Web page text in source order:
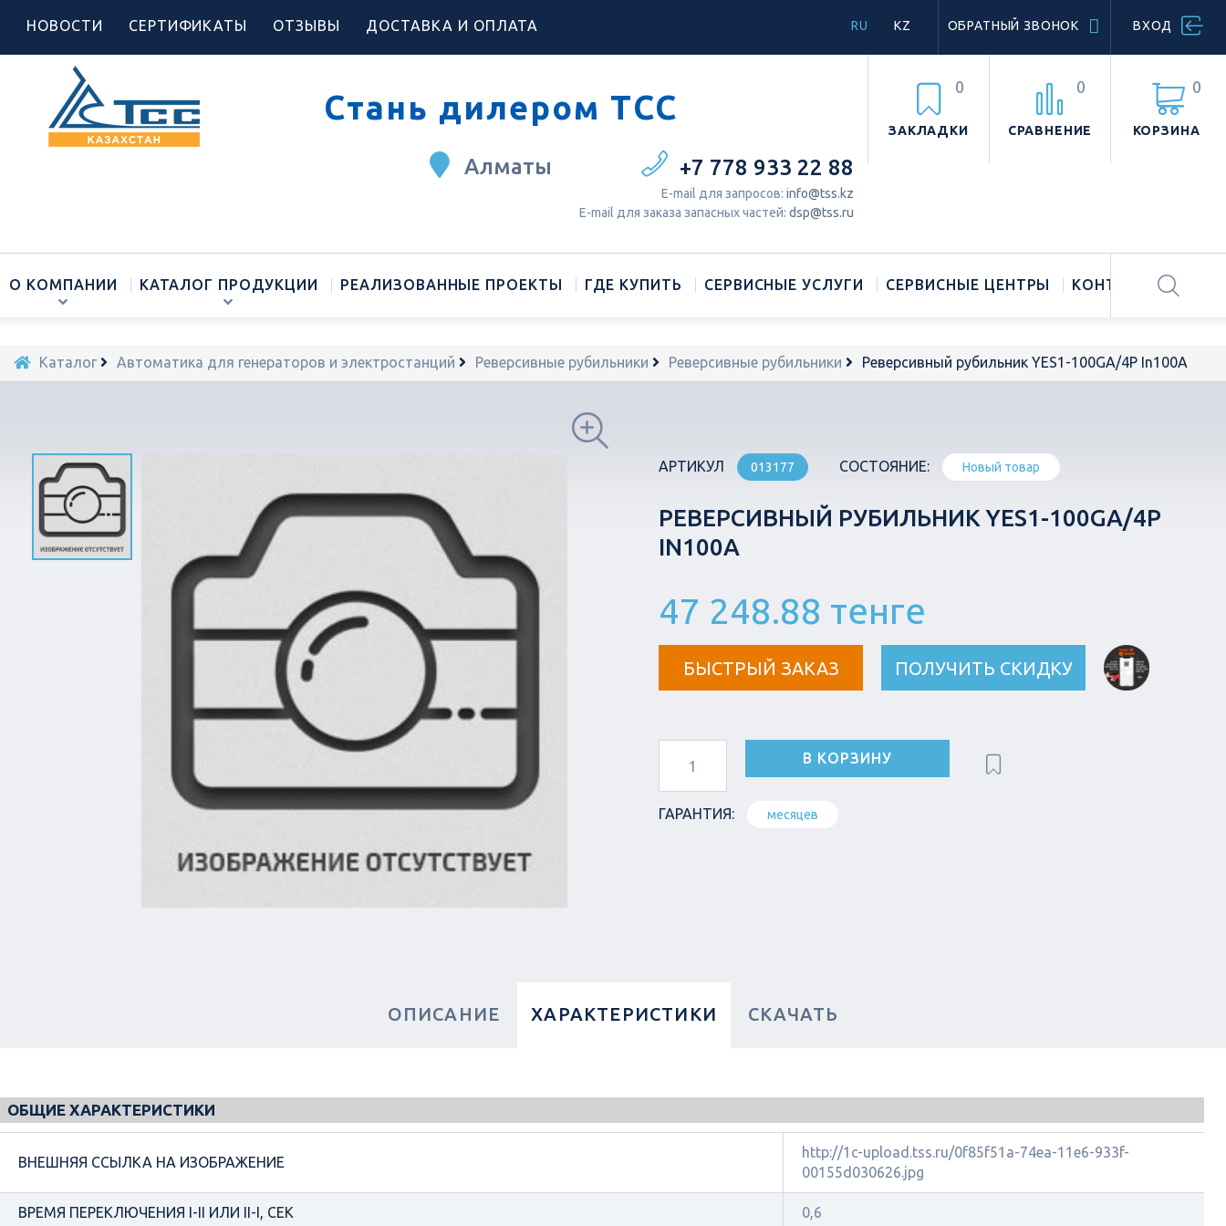
НОВОСТИ СЕРТИФИКАТЫ ОТЗЫВЫ ДОСТАВКА И ОПЛАТА ВХОД
ОБРАТНЫЙ ЗВОНОК
RU KZ
Стань дилером ТСС
КОРЗИНА
0
ЗАКЛАДКИ
0
СРАВНЕНИЕ
0
+7 778 933 22 88
Е-mail для запросов: info@tss.kz
Е-mail для заказа запасных частей: dsp@tss.ru
Алматы
О КОМПАНИИ КАТАЛОГ ПРОДУКЦИИ РЕАЛИЗОВАННЫЕ ПРОЕКТЫ ГДЕ КУПИТЬ СЕРВИСНЫЕ УСЛУГИ СЕРВИСНЫЕ ЦЕНТРЫ КОНТАКТЫ
Каталог Автоматика для генераторов и электростанций Реверсивные рубильники Реверсивные рубильники Реверсивный рубильник YES1-100GA/4P In100A
АРТИКУЛ 013177 СОСТОЯНИЕ: Новый товар
РЕВЕРСИВНЫЙ РУБИЛЬНИК YES1-100GA/4P
IN100A
47 248.88 тенге
БЫСТРЫЙ ЗАКАЗ ПОЛУЧИТЬ СКИДКУ
В КОРЗИНУ
ГАРАНТИЯ: месяцев
ОПИСАНИЕ ХАРАКТЕРИСТИКИ СКАЧАТЬ
ОБЩИЕ ХАРАКТЕРИСТИКИ
ВНЕШНЯЯ ССЫЛКА НА ИЗОБРАЖЕНИЕ
http://1c-upload.tss.ru/0f85f51a-74ea-11e6-933f-
00155d030626.jpg
ВРЕМЯ ПЕРЕКЛЮЧЕНИЯ I-II ИЛИ II-I, СЕК 0,6